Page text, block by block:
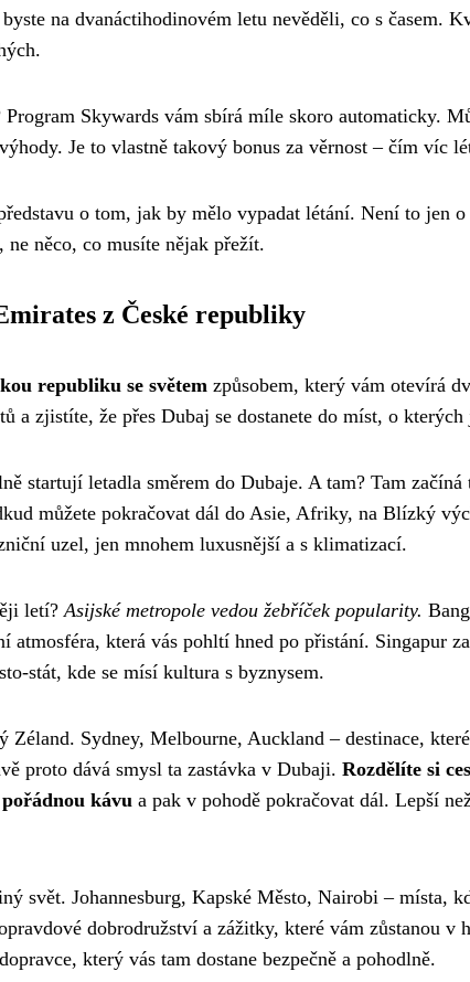
na dvanáctihodinovém letu nevěděli, co s časem.
Skywards vám sbírá míle skoro automaticky.
Je to vlastně takový bonus za věrnost – čím víc
o tom, jak by mělo vypadat létání. Není to jen
ne něco, co musíte nějak přežít.
z České republiky
republiku se světem způsobem, který vám otevírá
a zjistíte, že přes Dubaj se dostanete do míst, o
startují letadla směrem do Dubaje. A tam? Tam začíná
můžete pokračovat dál do Asie, Afriky, na Blízký
uzel, jen mnohem luxusnější a s klimatizací.
letí? Asijské metropole vedou žebříček popularity.
atmosféra, která vás pohltí hned po přistání. Singapur
stát, kde se mísí kultura s byznysem.
Zéland. Sydney, Melbourne, Auckland – destinace,
proto dává smysl ta zastávka v Dubaji. Rozdělíte si
kávu a pak v pohodě pokračovat dál. Lepší
svět. Johannesburg, Kapské Město, Nairobi – místa,
dobrodružství a zážitky, které vám zůstanou v
který vás tam dostane bezpečně a pohodlně.